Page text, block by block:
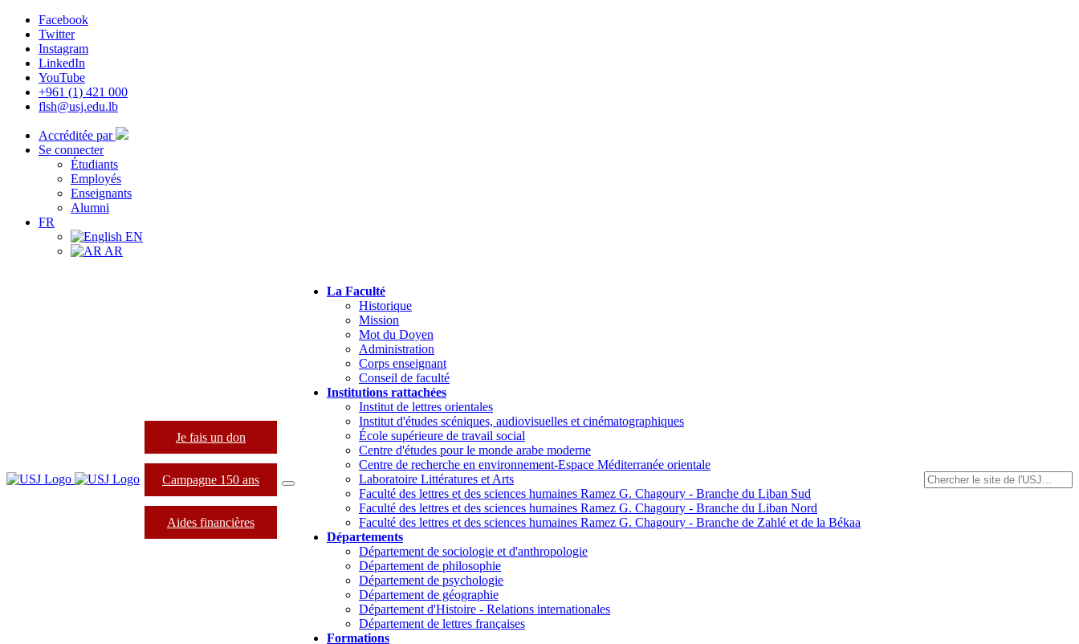
Facebook
Twitter
Instagram
LinkedIn
YouTube
+961 (1) 421 000
flsh@usj.edu.lb
Accréditée par
Se connecter
Étudiants
Employés
Enseignants
Alumni
FR
EN
AR
Je fais un don
Campagne 150 ans
Aides financières
La Faculté
Historique
Mission
Mot du Doyen
Administration
Corps enseignant
Conseil de faculté
Institutions rattachées
Institut de lettres orientales
Institut d'études scéniques, audiovisuelles et cinématographiques
École supérieure de travail social
Centre d'études pour le monde arabe moderne
Centre de recherche en environnement-Espace Méditerranée orientale
Laboratoire Littératures et Arts
Faculté des lettres et des sciences humaines Ramez G. Chagoury - Branche du Liban Sud
Faculté des lettres et des sciences humaines Ramez G. Chagoury - Branche du Liban Nord
Faculté des lettres et des sciences humaines Ramez G. Chagoury - Branche de Zahlé et de la Békaa
Départements
Département de sociologie et d'anthropologie
Département de philosophie
Département de psychologie
Département de géographie
Département d'Histoire - Relations internationales
Département de lettres françaises
Formations